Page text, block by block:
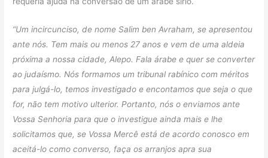
“Um incircunciso, de nome Salim ben Avraham, se apresentou
ante nós. Tem mais ou menos 27 anos e vem de uma aldeia
próxima a nossa cidade, Alepo. Fala árabe e quer se converter
ao judaísmo. Nós formamos um tribunal rabínico com méritos
para julgá-lo, temos investigado e encontamos que seja o que
for, não tem motivo ulterior. Portanto, nós o enviamos ante
Vossa Senhoria para que o investigue ainda mais e lhe
solicitamos que, se Vossa Mercê está de acordo conosco em
aceitá-lo como converso, faça os arranjos apra sua